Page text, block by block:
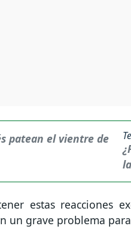
estas reacciones
un grave problema